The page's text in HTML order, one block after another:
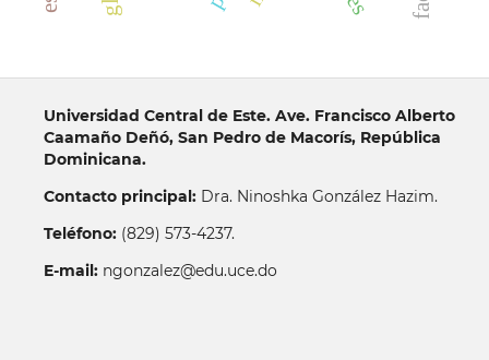
Universidad Central de Este. Ave. Francisco Alberto
Caamaño Deñó, San Pedro de Macorís, República
Dominicana.
Contacto principal:Dra. Ninoshka González Hazim.
Teléfono:(829) 573-4237.
E-mail:ngonzalez@edu.uce.do